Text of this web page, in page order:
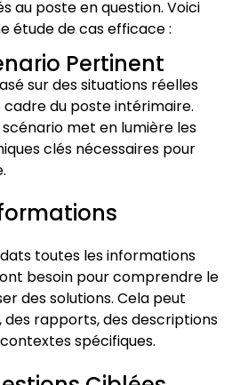
au poste en question. Voici
étude de cas efficace :
Pertinent
sur des situations réelles
du poste intérimaire.
met en lumière les
clés nécessaires pour
toutes les informations
besoin pour comprendre le
des solutions. Cela peut
des rapports, des descriptions
spécifiques.